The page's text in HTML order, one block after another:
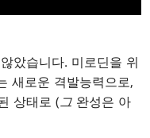
았습니다. 미로딘을 위
새로운 격발능력으로,
상태로 (그 완성은 아